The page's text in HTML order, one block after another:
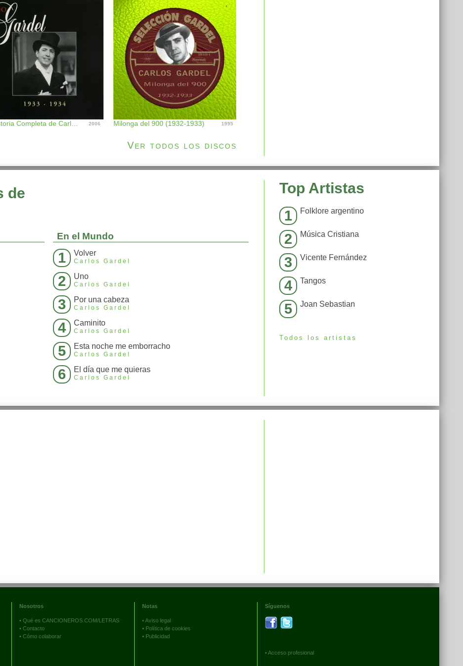
La Historia Completa de Carlos Gardel, Vol. 24 2006 Milonga del 900 (1932-1933) 1995
Ver todos los discos
de
En el Mundo
1 Volver
Carlos Gardel
2 Uno
Carlos Gardel
3 Por una cabeza
Carlos Gardel
4 Caminito
Carlos Gardel
5 Esta noche me emborracho
Carlos Gardel
6 El día que me quieras
Carlos Gardel
Top Artistas
1 Folklore argentino
2 Música Cristiana
3 Vicente Fernández
4 Tangos
5 Joan Sebastian
Todos los artistas
Nosotros
• Qué es CANCIONEROS.COM/LETRAS
• Contacto
• Cómo colaborar
Notas
•Aviso legal
• Política de cookies
• Publicidad
Síguenos
•Acceso profesional